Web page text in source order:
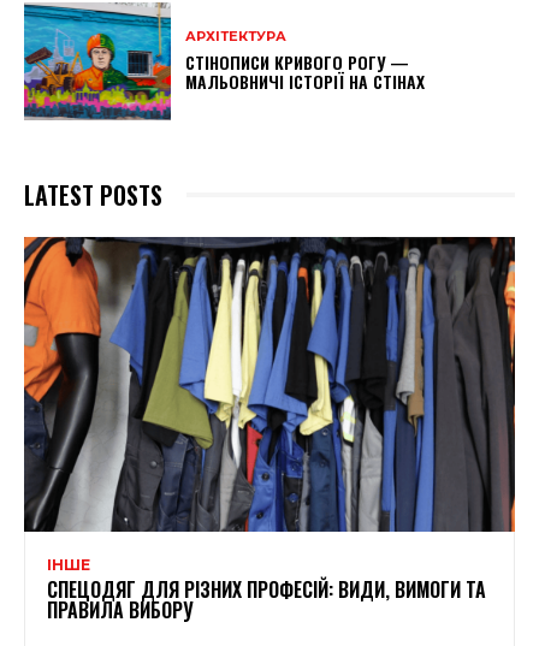
АРХІТЕКТУРА
СТІНОПИСИ КРИВОГО РОГУ —
МАЛЬОВНИЧІ ІСТОРІЇ НА СТІНАХ
LATEST POSTS
ІНШЕ
СПЕЦОДЯГ ДЛЯ РІЗНИХ ПРОФЕСІЙ: ВИДИ, ВИМОГИ ТА
ПРАВИЛА ВИБОРУ